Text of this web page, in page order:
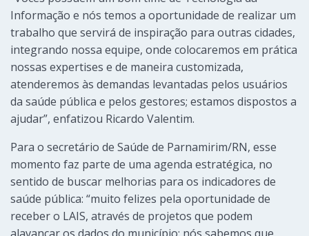
Informação e nós temos a oportunidade de realizar um
trabalho que servirá de inspiração para outras cidades,
integrando nossa equipe, onde colocaremos em prática
nossas expertises e de maneira customizada,
atenderemos às demandas levantadas pelos usuários
da saúde pública e pelos gestores; estamos dispostos a
ajudar”, enfatizou Ricardo Valentim.
Para o secretário de Saúde de Parnamirim/RN, esse
momento faz parte de uma agenda estratégica, no
sentido de buscar melhorias para os indicadores de
saúde pública: “muito felizes pela oportunidade de
receber o LAIS, através de projetos que podem